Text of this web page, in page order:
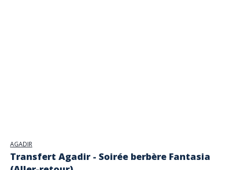
AGADIR
Transfert Agadir - Soirée berbère Fantasia